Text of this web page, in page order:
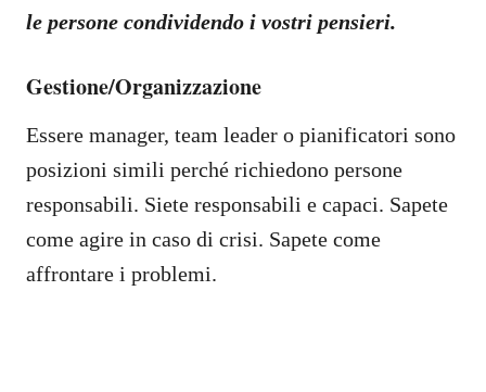
le persone condividendo i vostri pensieri.
Gestione/Organizzazione
Essere manager, team leader o pianificatori sono
posizioni simili perché richiedono persone
responsabili. Siete responsabili e capaci. Sapete
come agire in caso di crisi. Sapete come
affrontare i problemi.